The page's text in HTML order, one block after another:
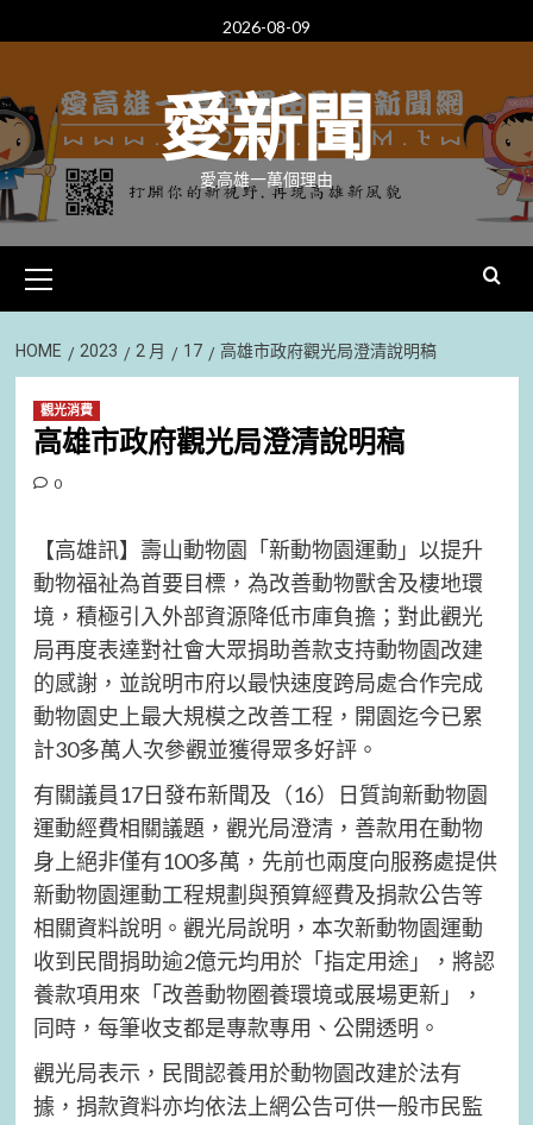
to
2026-08-09
愛新聞
愛高雄一萬個理由
Menu
HOME 2023 2 月 17 高雄市政府觀光局澄清說明稿
觀光消費
高雄市政府觀光局澄清說明稿
0
【高雄訊】壽山動物園「新動物園運動」以提升
動物福祉為首要目標，為改善動物獸舍及棲地環
境，積極引入外部資源降低市庫負擔；對此觀光
局再度表達對社會大眾捐助善款支持動物園改建
的感謝，並說明市府以最快速度跨局處合作完成
動物園史上最大規模之改善工程，開園迄今已累
計30多萬人次參觀並獲得眾多好評。
有關議員17日發布新聞及（16）日質詢新動物園
運動經費相關議題，觀光局澄清，善款用在動物
身上絕非僅有100多萬，先前也兩度向服務處提供
新動物園運動工程規劃與預算經費及捐款公告等
相關資料說明。觀光局說明，本次新動物園運動
收到民間捐助逾2億元均用於「指定用途」，將認
養款項用來「改善動物圈養環境或展場更新」，
同時，每筆收支都是專款專用、公開透明。
觀光局表示，民間認養用於動物園改建於法有
據，捐款資料亦均依法上網公告可供一般市民監